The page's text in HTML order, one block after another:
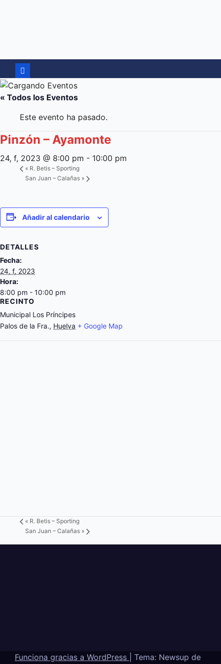
« Todos los Eventos
Este evento ha pasado.
Pinzón – Ayamonte
24, f, 2023 @ 8:00 pm - 10:00 pm
« R. Betis – Sporting
San Juan – Calañas »
Añadir al calendario
DETALLES
Fecha:
24, f, 2023
Hora:
8:00 pm - 10:00 pm
RECINTO
Municipal Los Príncipes
Palos de la Fra., Huelva + Google Map
« R. Betis – Sporting
San Juan – Calañas »
Funciona gracias a WordPress
Tema: Newsup de